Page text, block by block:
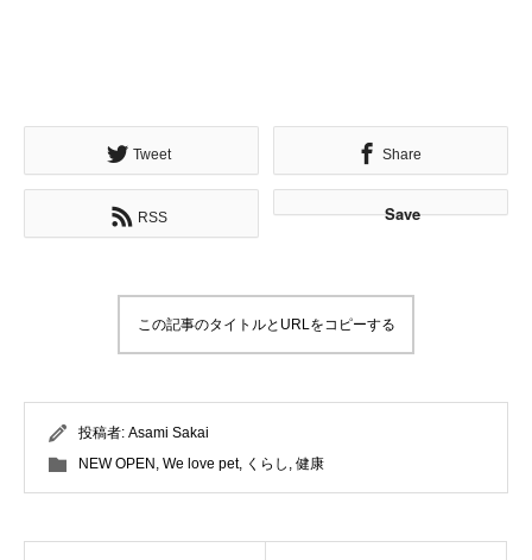
Tweet Share
RSS Save
この記事のタイトルとURLをコピーする
投稿者: Asami Sakai
NEW OPEN, We love pet, くらし , 健康